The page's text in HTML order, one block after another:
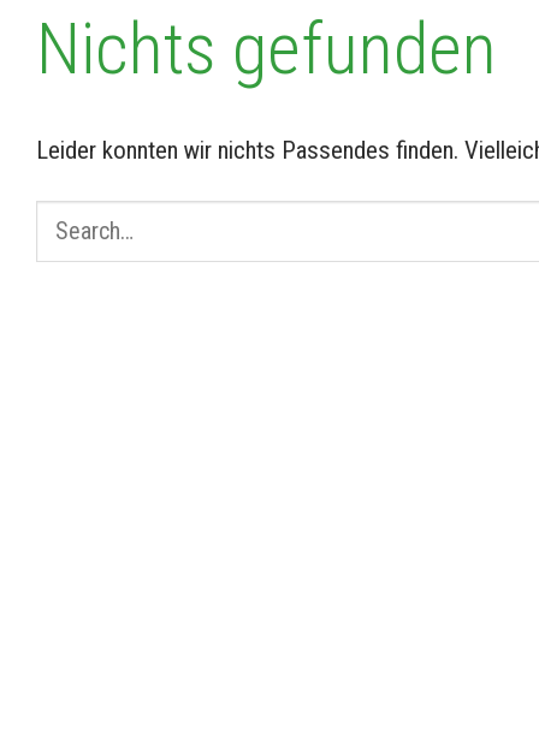
Nichts gefunden
Leider konnten wir nichts Passendes finden.
Search